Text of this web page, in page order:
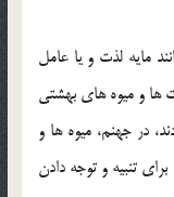
مایه لذت و یا عامل
(6) در مقابل نعمت ها و میوه های بهشتی
در جهنم، میوه ها و
تنبیه و توجه دادن